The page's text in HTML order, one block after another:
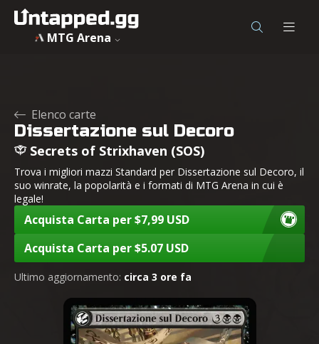
MTG Arena
Elenco carte
Dissertazione sul Decoro
Secrets of Strixhaven (SOS)
Trova i migliori mazzi Standard per Dissertazione sul Decoro, il
suo winrate, la popolarità e i formati di MTG Arena in cui è
legale!
Acquista Carta per $7,99 USD
Acquista Carta per $5.07 USD
Ultimo aggiornamento: circa 3 ore fa